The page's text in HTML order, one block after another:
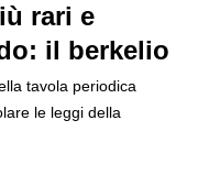
rari e
il berkelio
tavola periodica
le leggi della